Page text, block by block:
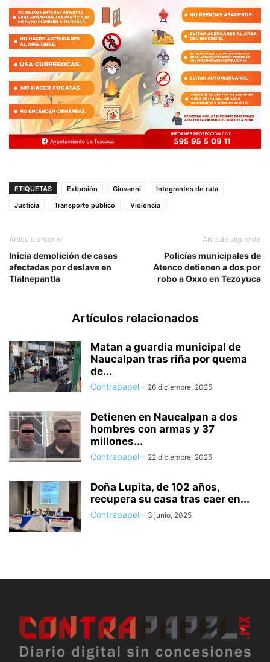
ETIQUETAS Extorsión Giovanni
Integrantes de ruta
Justicia
Transporte público Violencia
Artículo anterior
Inicia demolición de casas
afectadas por deslave en
Tlalnepantla
Artículo siguiente
Policías municipales de
Atenco detienen a dos por
robo a Oxxo en Tezoyuca
Artículos relacionados
Matan a guardia municipal de
Naucalpan tras riña por quema
de...
Contrapapel - 26 diciembre, 2025
Detienen en Naucalpan a dos
hombres con armas y 37
millones...
Contrapapel - 22 diciembre, 2025
Doña Lupita, de 102 años,
recupera su casa tras caer en...
Contrapapel - 3 junio, 2025